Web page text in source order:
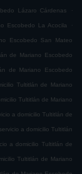
Lázaro Cárdenas .
Escobedo La Acocila .
Escobedo San Mateo
de Mariano Escobedo
de Mariano Escobedo
Tultitlán de Mariano
Tultitlán de Mariano
a domicilio Tultitlán de
a domicilio Tultitlán
a domicilio Tultitlán de
Tultitlán de Mariano